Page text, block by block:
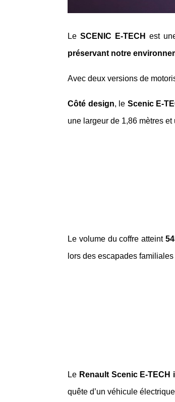
LeSCENIC E-TECH est
préservant notre
Avec deux versions de
Côté design, le Scenic E-
une largeur de 1,86 mètres
Le volume du coffre atteint
lors des escapades
Le Renault Scenic E-TECH
quête d’un véhicule